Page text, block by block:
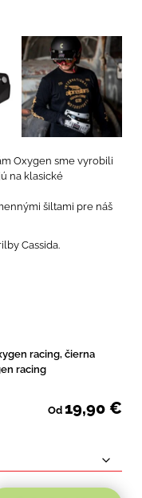
Oxygen sme vyrobili
na klasické
šiltami pre náš
Cassida.
racing, čierna
racing
Od 19,90 €